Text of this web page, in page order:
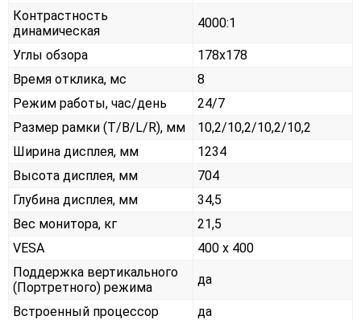
Контрастность
динамическая
4000:1
Углы обзора
178x178
Время отклика, мс
8
Режим работы, час/день
24/7
Размер рамки (T/B/L/R), мм
10,2/10,2/10,2/10,2
Ширина дисплея, мм
1234
Высота дисплея, мм
704
Глубина дисплея, мм
34,5
Вес монитора, кг
21,5
VESA
400 x 400
Поддержка вертикального
(Портретного) режима
да
Встроенный процессор
да